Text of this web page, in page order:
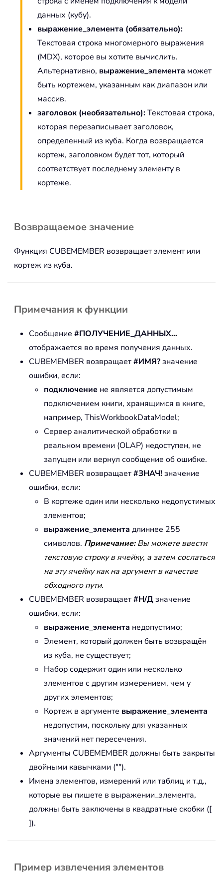
данных (кубу).
выражение_элемента (обязательно):
Текстовая строка многомерного выражения
(MDX), которое вы хотите вычислить.
Альтернативно, выражение_элемента может
быть кортежем, указанным как диапазон или
массив.
заголовок (необязательно):Текстовая строка,
которая перезаписывает заголовок,
определенный из куба. Когда возвращается
кортеж, заголовком будет тот, который
соответствует последнему элементу в
кортеже.
Возвращаемое значение
Функция CUBEMEMBER возвращает элемент или
кортеж из куба.
Примечания к функции
Сообщение #ПОЛУЧЕНИЕ_ДАННЫХ…
отображается во время получения данных.
CUBEMEMBER возвращает#ИМЯ?значение
ошибки, если:
подключение не является допустимым
подключением книги, хранящимся в книге,
например, ThisWorkbookDataModel;
Сервер аналитической обработки в
реальном времени (OLAP) недоступен, не
запущен или вернул сообщение об ошибке.
CUBEMEMBER возвращает#ЗНАЧ!значение
ошибки, если:
В кортеже один или несколько недопустимых
элементов;
выражение_элемента длиннее 255
символов. Примечание: Вы можете ввести
текстовую строку в ячейку, а затем сослаться
на эту ячейку как на аргумент в качестве
обходного пути.
CUBEMEMBER возвращает#Н/Дзначение
ошибки, если:
выражение_элемента недопустимо;
Элемент, который должен быть возвращён
из куба, не существует;
Набор содержит один или несколько
элементов с другим измерением, чем у
других элементов;
Кортеж в аргументе выражение_элемента
недопустим, поскольку для указанных
значений нет пересечения.
Аргументы CUBEMEMBER должны быть закрыты
двойными кавычками ("").
Имена элементов, измерений или таблиц и т.д.,
которые вы пишете в выражении_элемента,
должны быть заключены в квадратные скобки ([
]).
Пример извлечения элементов